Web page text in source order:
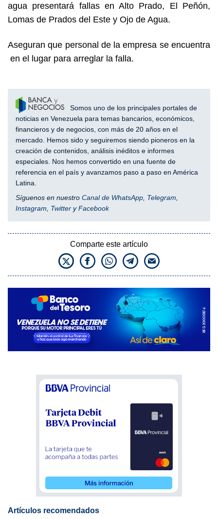
agua presentará fallas en Alto Prado, El Peñón,
Lomas de Prados del Este y Ojo de Agua.
Aseguran que personal de la empresa se encuentra
en el lugar para arreglar la falla.
Somos uno de los principales portales de
noticias en Venezuela para temas bancarios, económicos,
financieros y de negocios, con más de 20 años en el
mercado. Hemos sido y seguiremos siendo pioneros en la
creación de contenidos, análisis inéditos e informes
especiales. Nos hemos convertido en una fuente de
referencia en el país y avanzamos paso a paso en América
Latina.
Síguenos en nuestro Canal de WhatsApp Telegram
Instagram
Twitter yFacebook
Comparte este artículo
Artículos recomendados